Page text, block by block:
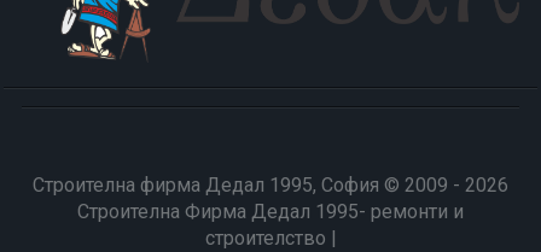
Строителна фирма Дедал 1995, София © 2009 - 2026
Строителна Фирма Дедал 1995- ремонти и
строителство |